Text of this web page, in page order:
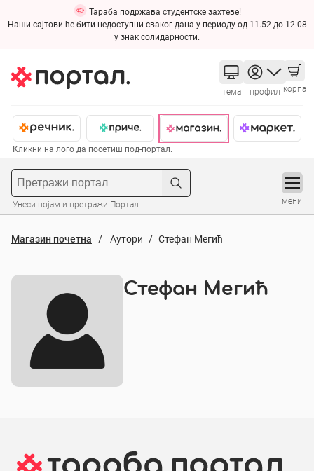
Тараба подржава студентске захтеве!
Наши сајтови ће бити недоступни сваког дана у периоду од 11.52 до 12.08
у знак солидарности.
тема профил корпа
Кликни на лого да посетиш под-портал.
Унеси појам и претражи Портал мени
Магазин почетна Аутори Стефан Мегић
Стефан Мегић